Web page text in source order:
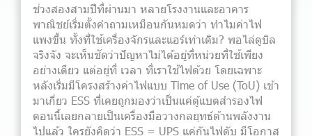
ช่วงสองสามปีที่ผ่านมา หลายโรงงานและอาคาร
พาณิชย์เริ่มตั้งคำถามเหมือนกันหมดว่า ทำไมค่าไฟ
แพงขึ้น ทั้งที่ใช้เครื่องจักรและแอร์เท่าเดิม? พอไล่ดูบิล
จริงจัง จะเห็นชัดว่าปัญหาไม่ได้อยู่ที่หน่วยที่ใช้เพียง
อย่างเดียว แต่อยู่ที่ เวลา ที่เราใช้ไฟด้วย โดยเฉพาะ
หลังเริ่มมีโครงสร้างค่าไฟแบบ Time of Use (ToU) เข้า
มาเกี่ยว ESS ที่เคยถูกมองว่าเป็นแค่ตู้แบตสำรองไฟ
ตอนนี้เลยกลายเป็นเครื่องมือวางกลยุทธ์ด้านพลังงาน
ไปแล้ว ใครยังคิดว่า ESS = UPS แค่กันไฟดับ มีโอกาส